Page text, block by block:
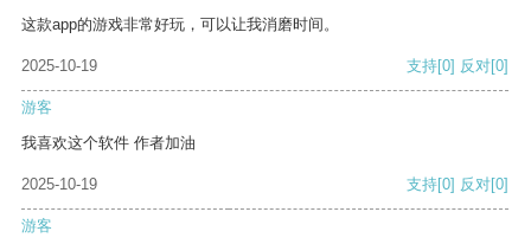
这款app的游戏非常好玩，可以让我消磨时间。
2025-10-19 支持[0] 反对[0]
游客
我喜欢这个软件 作者加油
2025-10-19 支持[0] 反对[0]
游客